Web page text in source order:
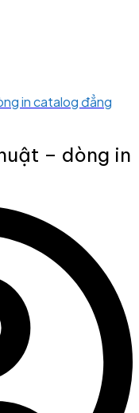
in catalog đẳng
– dòng in